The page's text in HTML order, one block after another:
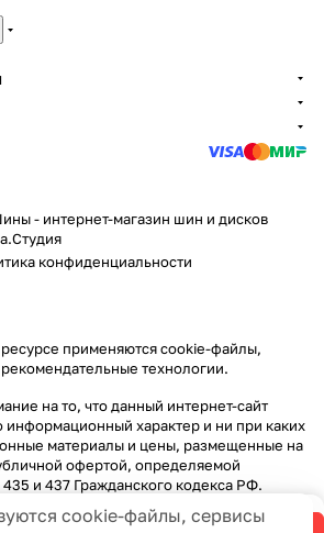
- интернет-магазин шин и дисков
конфиденциальности
применяютсяcookie-файлы,
технологии.
на то, что данный интернет-сайт
информационный характер и ни при каких
материалы и цены, размещенные на
офертой, определяемой
и 437 Гражданского кодекса РФ.
cookie-файлы, сервисы